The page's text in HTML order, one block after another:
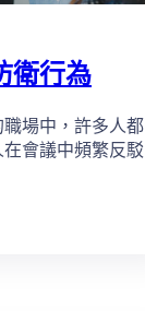
衛行為
場中，許多人都
會議中頻繁反駁